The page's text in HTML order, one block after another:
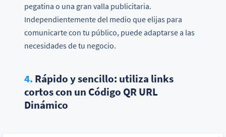
pegatina o una gran valla publicitaria.
Independientemente del medio que elijas para
comunicarte con tu público, puede adaptarse a las
necesidades de tu negocio.
4. Rápido y sencillo: utiliza links
cortos con un Código QR URL
Dinámico